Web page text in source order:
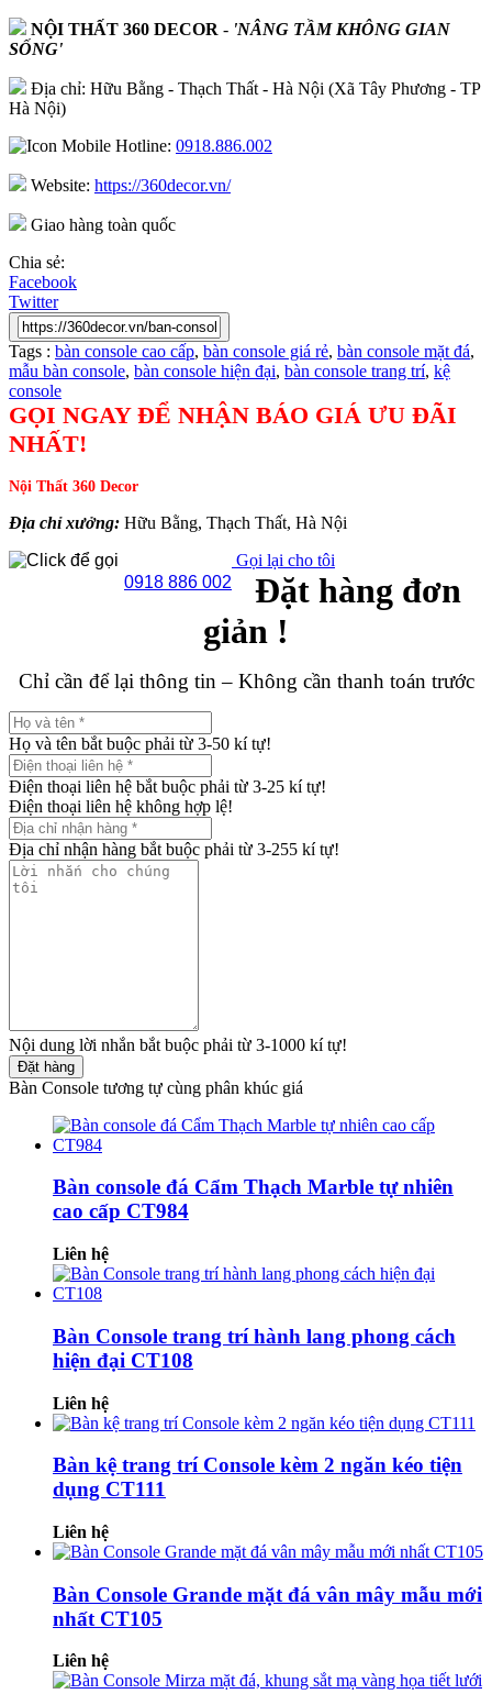
NỘI THẤT 360 DECOR - 'NÂNG TẦM KHÔNG GIAN
SỐNG'
Địa chỉ: Hữu Bằng - Thạch Thất - Hà Nội (Xã Tây Phương - TP
Hà Nội)
Hotline: 0918.886.002
Website: https://360decor.vn/
Giao hàng toàn quốc
Chia sẻ:
Facebook
Twitter
Tags : bàn console cao cấp, bàn console giá rẻ, bàn console mặt đá,
mẫu bàn console, bàn console hiện đại, bàn console trang trí, kệ
console
GỌI NGAY ĐỂ NHẬN BÁO GIÁ ƯU ĐÃI
NHẤT!
Nội Thất 360 Decor
Địa chỉ xưởng: Hữu Bằng, Thạch Thất, Hà Nội
0918 886 002
Gọi lại cho tôi
Đặt hàng đơn
giản !
Chỉ cần để lại thông tin – Không cần thanh toán trước
Họ và tên bắt buộc phải từ 3-50 kí tự!
Điện thoại liên hệ bắt buộc phải từ 3-25 kí tự!
Điện thoại liên hệ không hợp lệ!
Địa chỉ nhận hàng bắt buộc phải từ 3-255 kí tự!
Nội dung lời nhắn bắt buộc phải từ 3-1000 kí tự!
Đặt hàng
Bàn Console tương tự cùng phân khúc giá
Bàn console đá Cẩm Thạch Marble tự nhiên
cao cấp CT984
Liên hệ
Bàn Console trang trí hành lang phong cách
hiện đại CT108
Liên hệ
Bàn kệ trang trí Console kèm 2 ngăn kéo tiện
dụng CT111
Liên hệ
Bàn Console Grande mặt đá vân mây mẫu mới
nhất CT105
Liên hệ